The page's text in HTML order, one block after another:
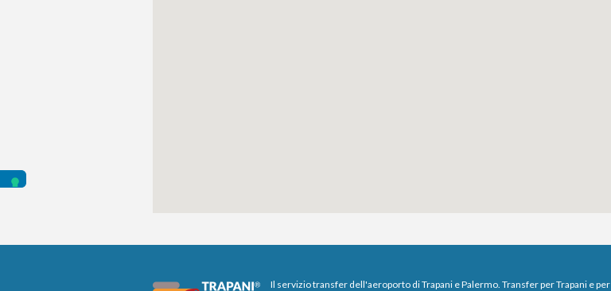
Il servizio transfer dell'aeroporto di Trapani e Palermo. Transfer per Trapani e per